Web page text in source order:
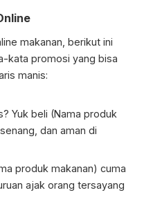
makanan, berikut ini
kata promosi yang bisa
manis:
Yuk beli (Nama produk
dan aman di
produk makanan) cuma
ajak orang tersayang